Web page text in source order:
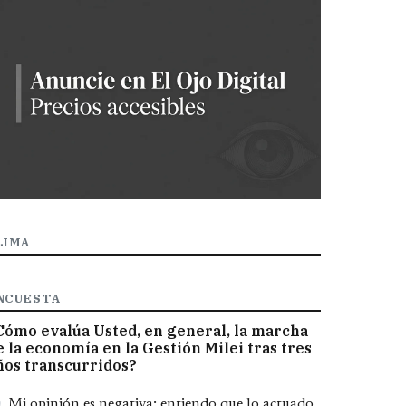
evalúa Usted, en general, la marcha
la economía en la Gestión Milei tras tres
transcurridos?